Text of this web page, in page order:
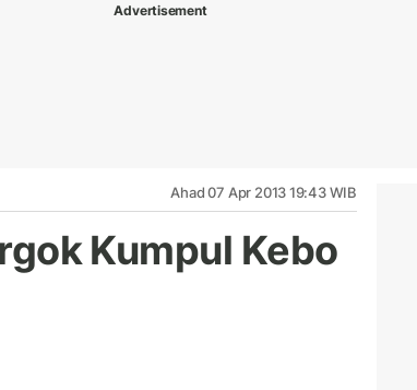
Advertisement
Ahad 07 Apr 2013 19:43 WIB
Kumpul Kebo